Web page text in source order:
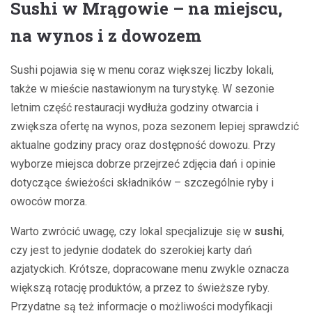
Sushi w Mrągowie – na miejscu,
na wynos i z dowozem
Sushi pojawia się w menu coraz większej liczby lokali,
także w mieście nastawionym na turystykę. W sezonie
letnim część restauracji wydłuża godziny otwarcia i
zwiększa ofertę na wynos, poza sezonem lepiej sprawdzić
aktualne godziny pracy oraz dostępność dowozu. Przy
wyborze miejsca dobrze przejrzeć zdjęcia dań i opinie
dotyczące świeżości składników – szczególnie ryby i
owoców morza.
Warto zwrócić uwagę, czy lokal specjalizuje się w sushi,
czy jest to jedynie dodatek do szerokiej karty dań
azjatyckich. Krótsze, dopracowane menu zwykle oznacza
większą rotację produktów, a przez to świeższe ryby.
Przydatne są też informacje o możliwości modyfikacji